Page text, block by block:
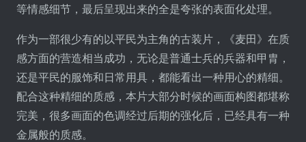
等情感细节，最后呈现出来的全是夸张的表面化处理。
作为一部很少有的以平民为主角的古装片，《麦田》在质
感方面的营造相当成功，无论是普通士兵的兵器和甲胄，
还是平民的服饰和日常用具，都能看出一种用心的精细。
配合这种精细的质感，本片大部分时候的画面构图都堪称
完美，很多画面的色调经过后期的强化后，已经具有一种
金属般的质感。